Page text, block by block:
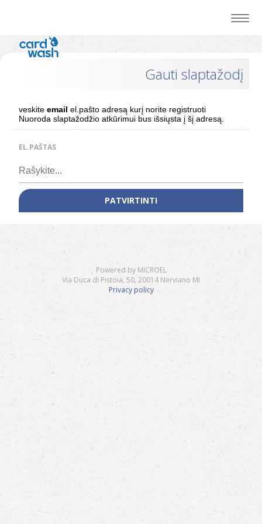
Gauti slaptažodį
veskiteemail el.pašto adresą kurį norite registruoti
Nuoroda slaptažodžio atkūrimui bus išsiųsta į šį adresą.
EL.PAŠTAS
PATVIRTINTI
Powered by MICROEL
Via Duca di Pistoia, 50, 20014 Nerviano MI
Privacy policy